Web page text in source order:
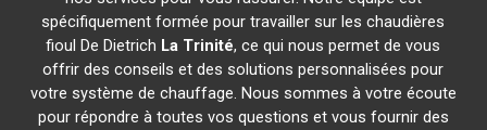
spécifiquement formée pour travailler sur les chaudières
fioul De Dietrich La Trinité, ce qui nous permet de vous
offrir des conseils et des solutions personnalisées pour
votre système de chauffage. Nous sommes à votre écoute
pour répondre à toutes vos questions et vous fournir des